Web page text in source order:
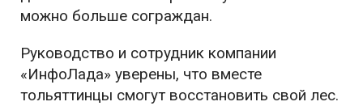
можно больше сограждан.
Руководство и сотрудник компании
«ИнфоЛада» уверены, что вместе
тольяттинцы смогут восстановить свой лес.